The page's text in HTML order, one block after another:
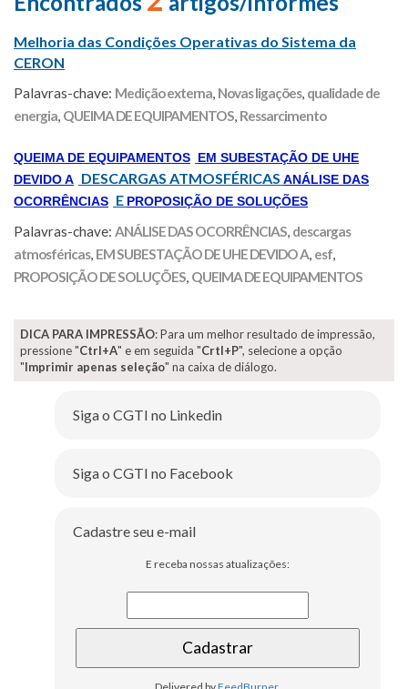
Melhoria das Condições Operativas do Sistema da
CERON
Palavras-chave: Medição externa, Novas ligações, qualidade de
energia, QUEIMA DE EQUIPAMENTOS, Ressarcimento
QUEIMA DE EQUIPAMENTOS EM SUBESTAÇÃO DE UHE
DEVIDO A DESCARGAS ATMOSFÉRICAS ANÁLISE DAS
OCORRÊNCIAS E PROPOSIÇÃO DE SOLUÇÕES
Palavras-chave: ANÁLISE DAS OCORRÊNCIAS, descargas
atmosféricas, EM SUBESTAÇÃO DE UHE DEVIDO A, esf,
PROPOSIÇÃO DE SOLUÇÕES, QUEIMA DE EQUIPAMENTOS
DICA PARA IMPRESSÃO: Para um melhor resultado de impressão,
pressione "Ctrl+A" e em seguida "Crtl+P", selecione a opção
"Imprimir apenas seleção" na caixa de diálogo.
Siga o CGTI no Linkedin
Siga o CGTI no Facebook
Cadastre seu e-mail
E receba nossas atualizações: